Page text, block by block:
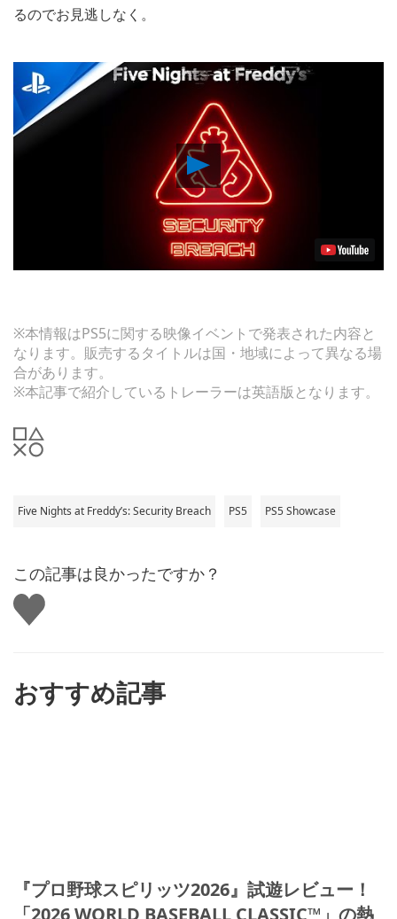
るのでお見逃しなく。
Play
Video
※本情報はPS5に関する映像イベントで発表された内容と
なります。販売するタイトルは国・地域によって異なる場
合があります。
※本記事で紹介しているトレーラーは英語版となります。
Five Nights at Freddy’s: Security Breach PS5 PS5 Showcase
この記事は良かったですか？
い
い
おすすめ記事
『プロ野球スピリッツ2026』試遊レビュー！
「2026 WORLD BASEBALL CLASSIC™」の熱